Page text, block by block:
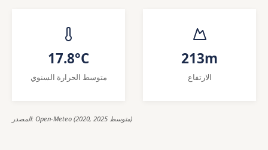
17.8°C
متوسط الحرارة السنوي
213m
الارتفاع
المصدر: Open-Meteo (2020, 2025 متوسط)